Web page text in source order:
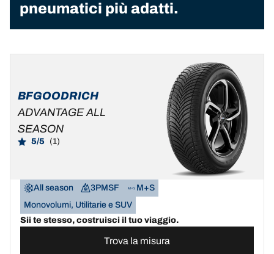
pneumatici più adatti.
BFGOODRICH
ADVANTAGE ALL
SEASON
5/5 (1)
All season 3PMSF
M+S
Monovolumi, Utilitarie e SUV
Sii te stesso, costruisci il tuo viaggio.
Trova la misura